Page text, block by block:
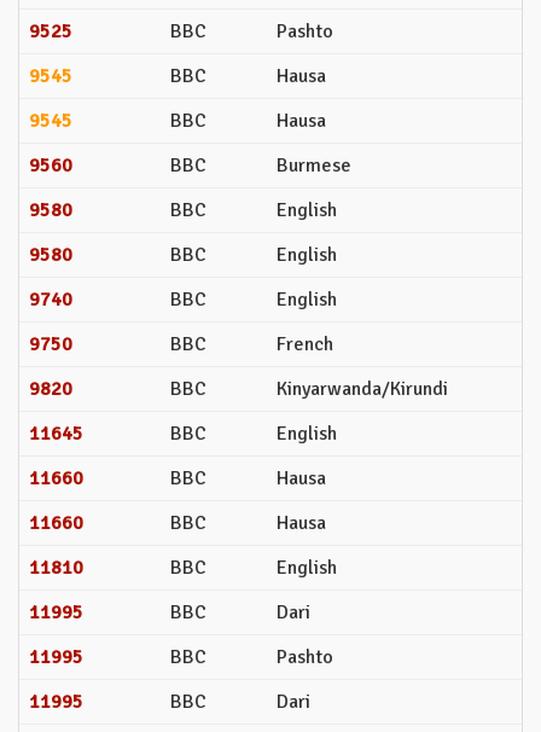
9525
BBC
Pashto
9545
BBC
Hausa
9545
BBC
Hausa
9560
BBC
Burmese
9580
BBC
English
9580
BBC
English
9740
BBC
English
9750
BBC
French
9820
BBC
Kinyarwanda/Kirundi
11645
BBC
English
11660
BBC
Hausa
11660
BBC
Hausa
11810
BBC
English
11995
BBC
Dari
11995
BBC
Pashto
11995
BBC
Dari